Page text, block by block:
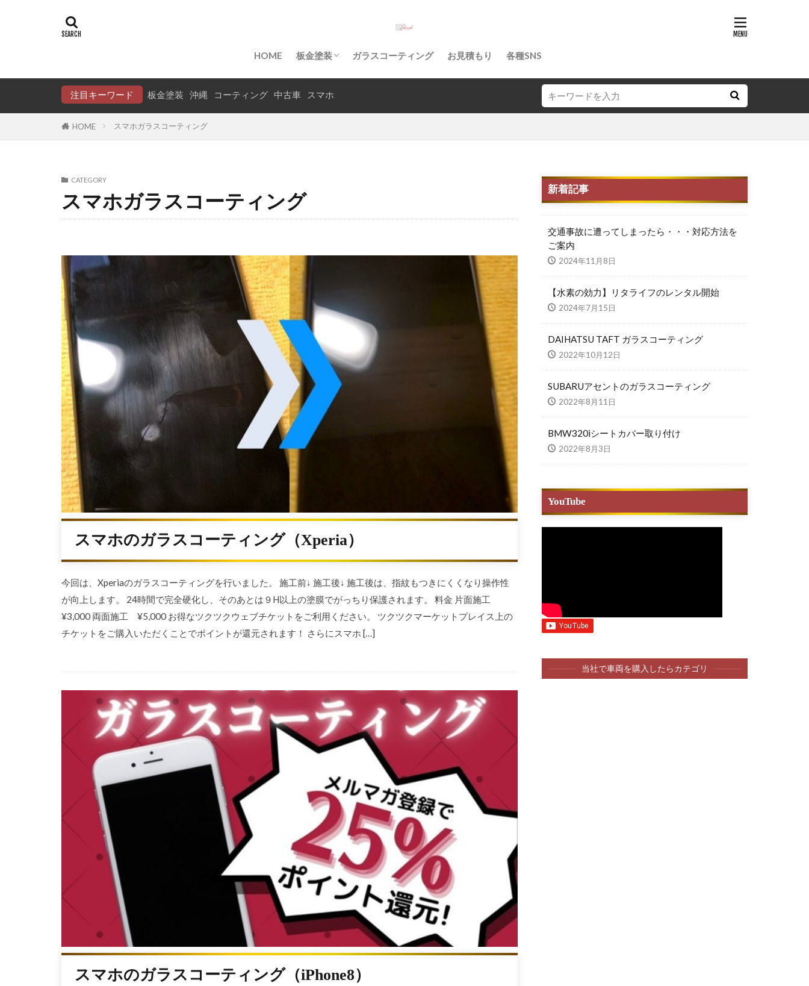
HOME 板金塗装 ガラスコーティング お見積もり 各種SNS
注目キーワード 板金塗装 沖縄 コーティング 中古車 スマホ
HOME スマホガラスコーティング
CATEGORY
スマホガラスコーティング
スマホのガラスコーティング（Xperia）
今回は、Xperiaのガラスコーティングを行いました。 施工前↓ 施工後↓ 施工後は、指紋もつきにくくなり操作性
が向上します。 24時間で完全硬化し、そのあとは９H以上の塗膜でがっちり保護されます。 料金 片面施工
¥3,000 両面施工 ¥5,000 お得なツクツクウェブチケットをご利用ください。 ツクツクマーケットプレイス上の
チケットをご購入いただくことでポイントが還元されます！ さらにスマホ […]
スマホのガラスコーティング（iPhone8）
新着記事
交通事故に遭ってしまったら・・・対応方法を
ご案内
2024年11月8日
【水素の効力】リタライフのレンタル開始
2024年7月15日
DAIHATSU TAFT ガラスコーティング
2022年10月12日
SUBARUアセントのガラスコーティング
2022年8月11日
BMW320iシートカバー取り付け
2022年8月3日
YouTube
当社で車両を購入したらカテゴリ
中古車 沖縄県 沖縄市 沖縄 板金塗装 凹み 修理
タフト
スマホコーティング
オールペン
アドバイザー
知花